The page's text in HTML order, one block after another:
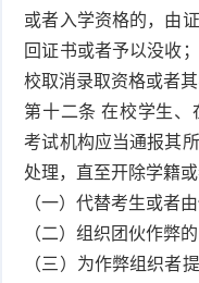
或者入学资格的，由
回证书或者予以没收
校取消录取资格或者其
第十二条 在校学生、
考试机构应当通报其
处理，直至开除学籍或
（一）代替考生或者
（二）组织团伙作弊的
（三）为作弊组织者